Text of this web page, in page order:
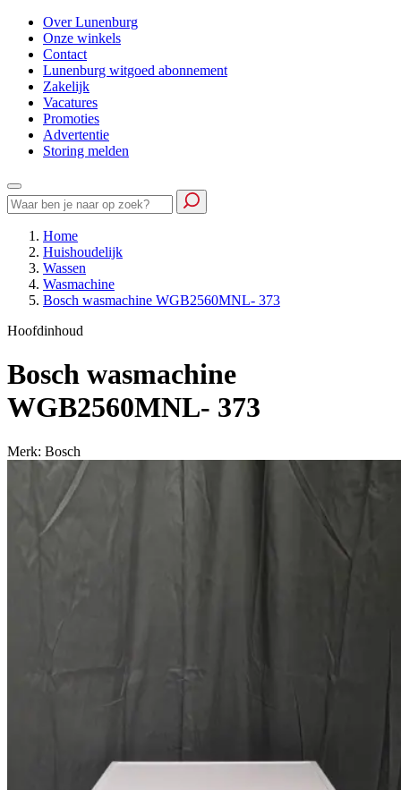
Over Lunenburg
Onze winkels
Contact
Lunenburg witgoed abonnement
Zakelijk
Vacatures
Promoties
Advertentie
Storing melden
Home
Huishoudelijk
Wassen
Wasmachine
Bosch wasmachine WGB2560MNL- 373
Hoofdinhoud
Bosch wasmachine
WGB2560MNL- 373
Merk: Bosch